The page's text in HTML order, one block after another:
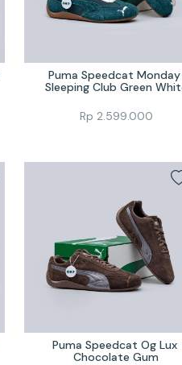
Puma Speedcat Monday
Sleeping Club Green
Rp 2.599.000
Puma Speedcat Og Lux
Chocolate Gum